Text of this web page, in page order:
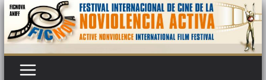
Saltar
contenido